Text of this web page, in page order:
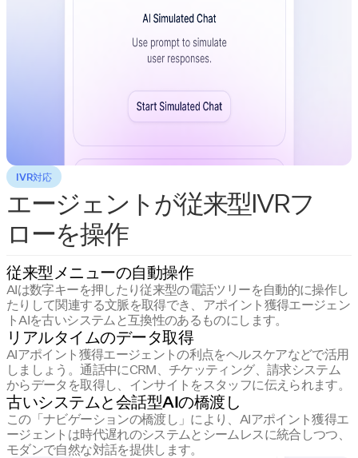
IVR対応
エージェントが従来型IVRフ
ローを操作
従来型メニューの自動操作
AIは数字キーを押したり従来型の電話ツリーを自動的に操作し
たりして関連する文脈を取得でき、アポイント獲得エージェン
トAIを古いシステムと互換性のあるものにします。
リアルタイムのデータ取得
AIアポイント獲得エージェントの利点をヘルスケアなどで活用
しましょう。通話中にCRM、チケッティング、請求システム
からデータを取得し、インサイトをスタッフに伝えられます。
古いシステムと会話型AIの橋渡し
この「ナビゲーションの橋渡し」により、AIアポイント獲得エ
ージェントは時代遅れのシステムとシームレスに統合しつつ、
モダンで自然な対話を提供します。